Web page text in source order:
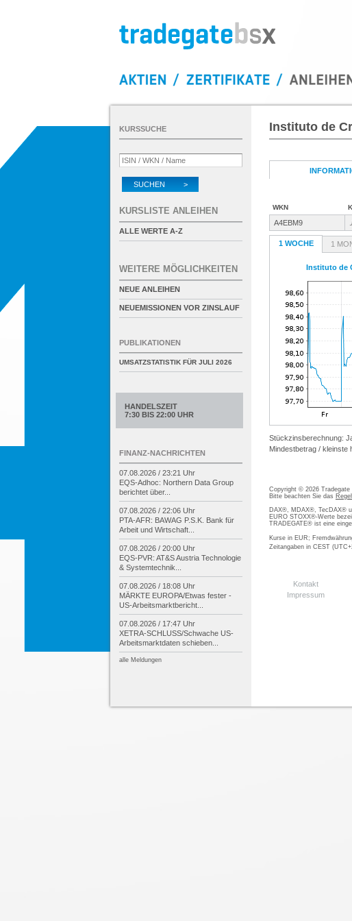
Instituto de
WKN
A4EBM9
1 WOCHE 1
Instituto de
Stückzinsberechnung:
Mindestbetrag / kleinste
Copyright © 2026 Tradegate
Bitte beachten Sie das
DAX®, MDAX®, TecDAX®
EURO STOXX®-Werte
TRADEGATE® ist eine
Kurse in EUR;
Zeitangaben in CEST
Kontakt
Impressum
KURSSUCHE
SUCHEN >
KURSLISTE ANLEIHEN
ALLE WERTE A-Z
WEITERE MÖGLICHKEITEN
NEUE ANLEIHEN
NEUEMISSIONEN VOR ZINSLAUF
PUBLIKATIONEN
UMSATZSTATISTIK FÜR JULI 2026
HANDELSZEIT
7:30 BIS 22:00 UHR
FINANZ-NACHRICHTEN
07.08.2026 / 23:21 Uhr
EQS-Adhoc: Northern Data Group
berichtet über...
07.08.2026 / 22:06 Uhr
PTA-AFR: BAWAG P.S.K. Bank für
Arbeit und Wirtschaft...
07.08.2026 / 20:00 Uhr
EQS-PVR: AT&S Austria Technologie
& Systemtechnik...
07.08.2026 / 18:08 Uhr
MÄRKTE EUROPA/Etwas fester -
US-Arbeitsmarktbericht...
07.08.2026 / 17:47 Uhr
XETRA-SCHLUSS/Schwache US-
Arbeitsmarktdaten schieben...
alle Meldungen